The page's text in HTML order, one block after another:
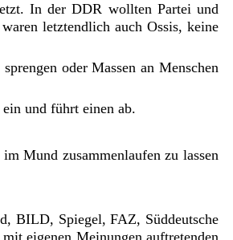
In der DDR wollten Partei und
letztendlich auch Ossis, keine
oder Massen an Menschen
und führt einen ab.
Mund zusammenlaufen zu lassen
BILD, Spiegel, FAZ, Süddeutsche